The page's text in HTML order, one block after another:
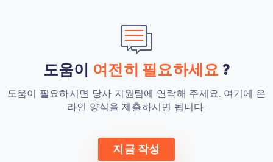
도움이 여전히 필요하세요?
도움이 필요하시면 당사 지원팀에 연락해 주세요. 여기에 온
라인 양식을 제출하시면 됩니다.
지금 작성